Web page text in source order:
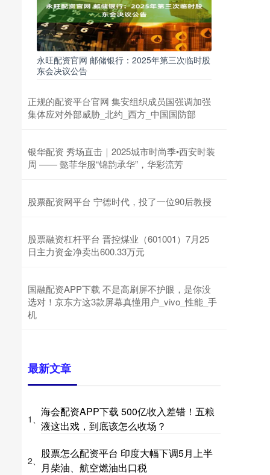
永旺配资官网 邮储银行：2025年第三次临时股
东会决议公告
正规的配资平台官网 集安组织成员国强调加强
集体应对外部威胁_北约_西方_中国国防部
银华配资 秀场直击｜2025城市时尚季•西安时装
周 —— 懿菲华服“锦韵承华”，华彩流芳
股票配资网平台 宁德时代，投了一位90后教授
股票融资杠杆平台 晋控煤业（601001）7月25
日主力资金净卖出600.33万元
国融配资APP下载 不是高刷屏不护眼，是你没
选对！京东方这3款屏幕真懂用户_vivo_性能_手
机
最新文章
1、
海会配资APP下载 500亿收入差错！五粮
液这出戏，到底该怎么收场？
2、
股票怎么配资平台 印度大幅下调5月上半
月柴油、航空燃油出口税